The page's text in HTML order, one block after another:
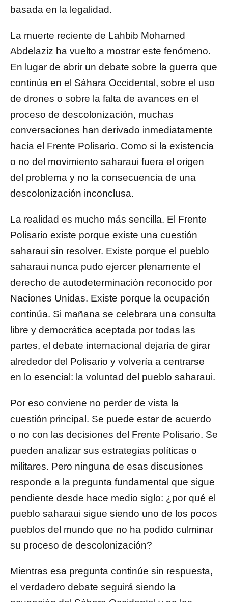
basada en la legalidad.
La muerte reciente de Lahbib Mohamed
Abdelaziz ha vuelto a mostrar este fenómeno.
En lugar de abrir un debate sobre la guerra que
continúa en el Sáhara Occidental, sobre el uso
de drones o sobre la falta de avances en el
proceso de descolonización, muchas
conversaciones han derivado inmediatamente
hacia el Frente Polisario. Como si la existencia
o no del movimiento saharaui fuera el origen
del problema y no la consecuencia de una
descolonización inconclusa.
La realidad es mucho más sencilla. El Frente
Polisario existe porque existe una cuestión
saharaui sin resolver. Existe porque el pueblo
saharaui nunca pudo ejercer plenamente el
derecho de autodeterminación reconocido por
Naciones Unidas. Existe porque la ocupación
continúa. Si mañana se celebrara una consulta
libre y democrática aceptada por todas las
partes, el debate internacional dejaría de girar
alrededor del Polisario y volvería a centrarse
en lo esencial: la voluntad del pueblo saharaui.
Por eso conviene no perder de vista la
cuestión principal. Se puede estar de acuerdo
o no con las decisiones del Frente Polisario. Se
pueden analizar sus estrategias políticas o
militares. Pero ninguna de esas discusiones
responde a la pregunta fundamental que sigue
pendiente desde hace medio siglo: ¿por qué el
pueblo saharaui sigue siendo uno de los pocos
pueblos del mundo que no ha podido culminar
su proceso de descolonización?
Mientras esa pregunta continúe sin respuesta,
el verdadero debate seguirá siendo la